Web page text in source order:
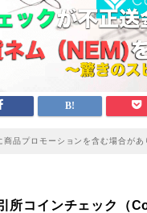
商品プロモーションを含む場合があ
所コインチェック（